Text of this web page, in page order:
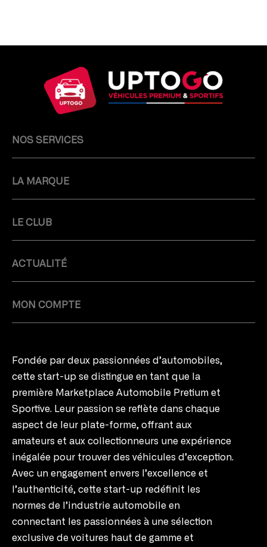
NOS SERVICES
LA MARQUE
LE CLUB
ACTUALITÉ
MON COMPTE
Fondée par deux passionnées d’automobiles,
cette start-up se distingue en tant que la
première Marketplace Automobile Pretium et
Sportive. Leur passion se reflète dans chaque
aspect de leur plate-forme, offrant aux
amateurs et aux collectionneurs une expérience
inégalée pour trouver des véhicules d’exception.
Avec un engagement envers l’excellence et
l’authenticité, cette start-up redéfinit les
normes de l’industrie automobile en
connectant les passionnées à une sélection
exclusive de voitures haut de gamme et